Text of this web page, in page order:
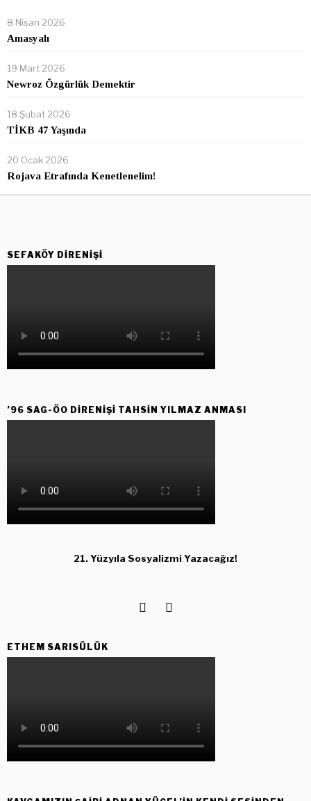
8 Nisan 2026
Amasyalı
19 Mart 2026
Newroz Özgürlük Demektir
18 Şubat 2026
TİKB 47 Yaşında
20 Ocak 2026
Rojava Etrafında Kenetlenelim!
SEFAKÖY DIRENIŞI
’96 SAG-ÖO DİRENİŞİ TAHSİN YILMAZ ANMASI
21. Yüzyıla Sosyalizmi Yazacağız!
ETHEM SARISÜLÜK